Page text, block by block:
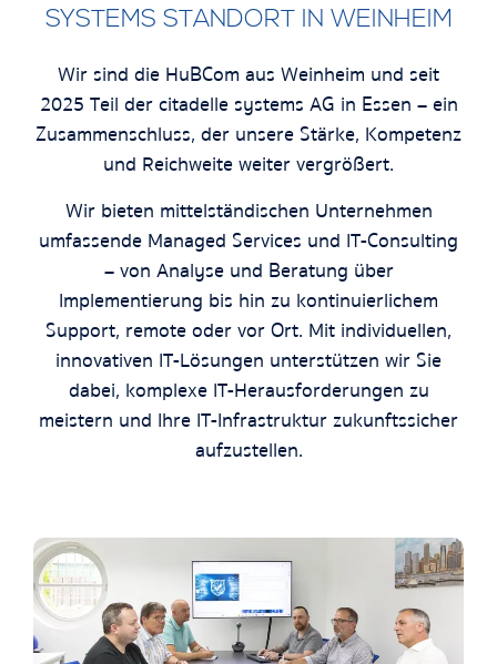
SYSTEMS STANDORT IN WEINHEIM
Wir sind die HuBCom aus Weinheim und seit
2025 Teil der citadelle systems AG in Essen – ein
Zusammenschluss, der unsere Stärke, Kompetenz
und Reichweite weiter vergrößert.
Wir bieten mittelständischen Unternehmen
umfassende Managed Services und IT-Consulting
– von Analyse und Beratung über
Implementierung bis hin zu kontinuierlichem
Support, remote oder vor Ort. Mit individuellen,
innovativen IT-Lösungen unterstützen wir Sie
dabei, komplexe IT-Herausforderungen zu
meistern und Ihre IT-Infrastruktur zukunftssicher
aufzustellen.